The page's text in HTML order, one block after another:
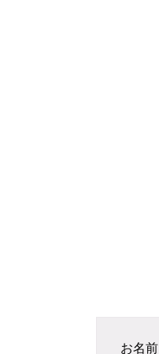
お名前